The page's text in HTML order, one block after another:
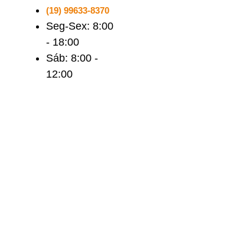
(19) 99633-8370
Seg-Sex: 8:00
- 18:00
Sáb: 8:00 -
12:00